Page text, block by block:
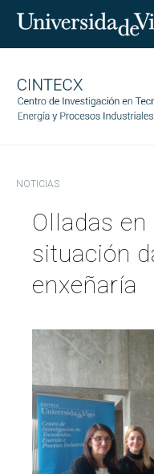
Investigación
Transferencia
Servicios
Ciencia y sociedad
Igualdad
GL EN Search
Buscar
por:
NOTICIAS
Olladas
situación
enxeñaría